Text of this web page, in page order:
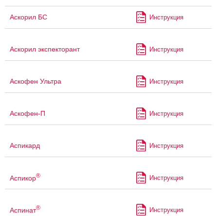
Аскорил БС Инструкция
Аскорил экспекторант Инструкция
Аскофен Ультра Инструкция
Аскофен-П Инструкция
Аспикард Инструкция
Аспикор® Инструкция
Аспинат® Инструкция